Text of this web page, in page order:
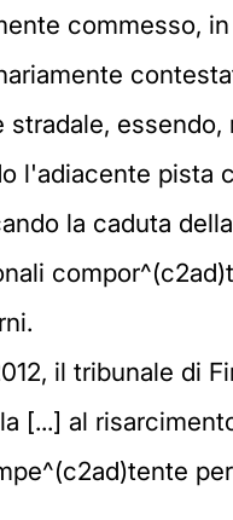
commesso,
l'adiacente
la caduta
il tribunale di
[...] al